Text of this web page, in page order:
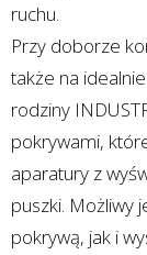
ruchu.
Przy doborze
także na
rodziny
pokrywami,
aparatury z
puszki. Możliwy
pokrywą, jak i